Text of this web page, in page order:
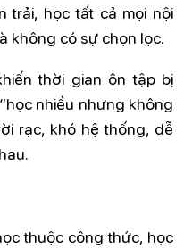
trải, học tất cả mọi nội
không có sự chọn lọc.
thời gian ôn tập bị
nhiều nhưng không
rạc, khó hệ thống, dễ
thuộc công thức, học